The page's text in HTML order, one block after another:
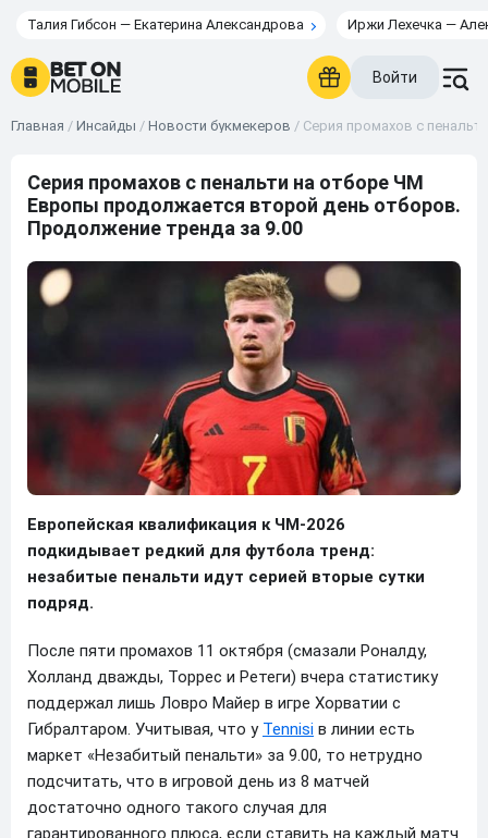
Талия Гибсон — Екатерина Александрова Иржи Лехечка —
Войти
Главная / Инсайды / Новости букмекеров / Серия промахов с
Серия промахов с пенальти на отборе ЧМ
Европы продолжается второй день отборов.
Продолжение тренда за 9.00
Европейская квалификация к ЧМ-2026
подкидывает редкий для футбола тренд:
незабитые пенальти идут серией вторые сутки
подряд.
После пяти промахов 11 октября (смазали Роналду,
Холланд дважды, Торрес и Ретеги) вчера статистику
поддержал лишь Ловро Майер в игре Хорватии с
Гибралтаром. Учитывая, что у Tennisi в линии есть
маркет «Незабитый пенальти» за 9.00, то нетрудно
подсчитать, что в игровой день из 8 матчей
достаточно одного такого случая для
гарантированного плюса, если ставить на каждый матч